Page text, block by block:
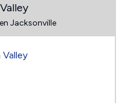
Jacksonville